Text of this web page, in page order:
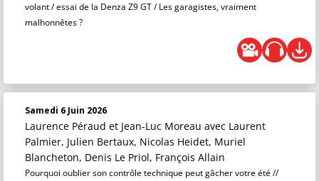
volant / essai de la Denza Z9 GT / Les garagistes, vraiment
malhonnêtes ?
Samedi 6 Juin 2026
Laurence Péraud et Jean-Luc Moreau avec Laurent
Palmier, Julien Bertaux, Nicolas Heidet, Muriel
Blancheton, Denis Le Priol, François Allain
Pourquoi oublier son contrôle technique peut gâcher votre été //